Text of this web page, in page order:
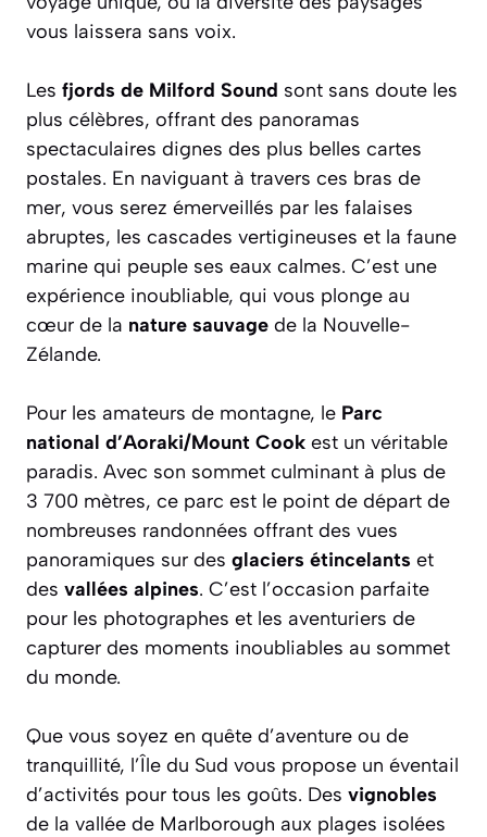
vous laissera sans voix.
Les fjords de Milford Sound sont sans doute les
plus célèbres, offrant des panoramas
spectaculaires dignes des plus belles cartes
postales. En naviguant à travers ces bras de
mer, vous serez émerveillés par les falaises
abruptes, les cascades vertigineuses et la faune
marine qui peuple ses eaux calmes. C’est une
expérience inoubliable, qui vous plonge au
cœur de la nature sauvage de la Nouvelle-
Zélande.
Pour les amateurs de montagne, le Parc
national d’Aoraki/Mount Cook est un véritable
paradis. Avec son sommet culminant à plus de
3 700 mètres, ce parc est le point de départ de
nombreuses randonnées offrant des vues
panoramiques sur des glaciers étincelants et
des vallées alpines. C’est l’occasion parfaite
pour les photographes et les aventuriers de
capturer des moments inoubliables au sommet
du monde.
Que vous soyez en quête d’aventure ou de
tranquillité, l’Île du Sud vous propose un éventail
d’activités pour tous les goûts. Des vignobles
de la vallée de Marlborough aux plages isolées